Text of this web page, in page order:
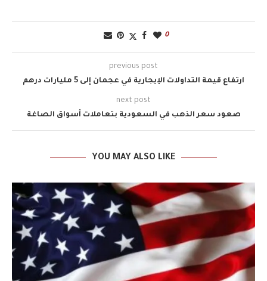
0
previous post
ارتفاع قيمة التداولات الإيجارية في عجمان إلى 5 مليارات درهم
next post
صعود سعر الذهب في السعودية بتعاملات أسواق الصاغة
YOU MAY ALSO LIKE